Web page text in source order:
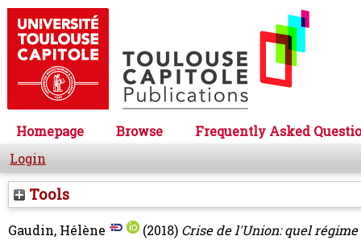
Homepage Browse
Frequently Asked
Login
Tools
Gaudin, Hélène (2018) Crise de l'Union: quel